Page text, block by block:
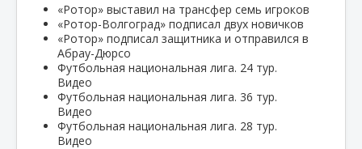
«Ротор» выставил на трансфер семь игроков
«Ротор-Волгоград» подписал двух новичков
«Ротор» подписал защитника и отправился в
Абрау-Дюрсо
Футбольная национальная лига. 24 тур.
Видео
Футбольная национальная лига. 36 тур.
Видео
Футбольная национальная лига. 28 тур.
Видео